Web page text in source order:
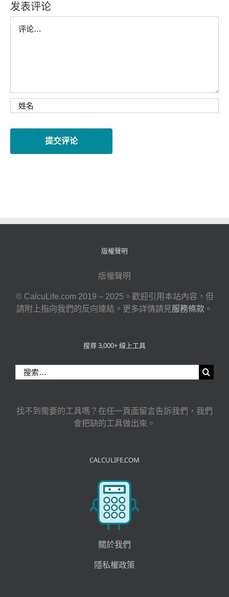
发表评论
版權聲明
版權聲明
© CalcuLife.com 2019 – 2025。歡迎引用本站內容，但
請附上指向我們的反向連結。更多詳情請見服務條款 。
搜尋 3,000+ 線上工具
索
果：
找不到需要的工具嗎？在任一頁面留言告訴我們，我們
會把缺的工具做出來。
CALCULIFE.COM
關於我們
隱私權政策